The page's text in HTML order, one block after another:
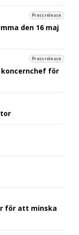
Pressrelease
den 16 maj
Pressrelease
koncernchef för
för att minska